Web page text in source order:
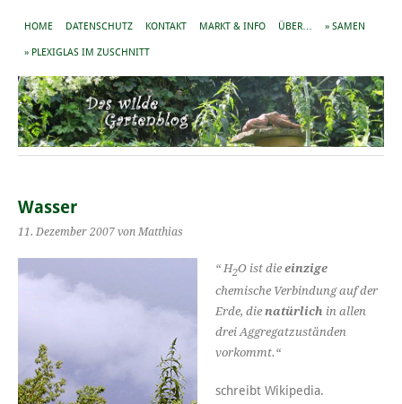
HOME DATENSCHUTZ KONTAKT MARKT & INFO ÜBER… » SAMEN
» PLEXIGLAS IM ZUSCHNITT
Wasser
11. Dezember 2007 von Matthias
“ H2O ist die einzige
chemische Verbindung auf der
Erde, die natürlich in allen
drei Aggregatzuständen
vorkommt.“
schreibt Wikipedia.